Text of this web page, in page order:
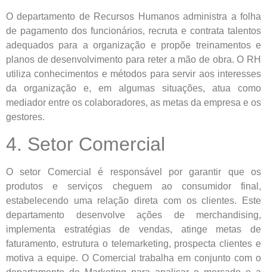
O departamento de Recursos Humanos administra a folha
de pagamento dos funcionários, recruta e contrata talentos
adequados para a organização e propõe treinamentos e
planos de desenvolvimento para reter a mão de obra. O RH
utiliza conhecimentos e métodos para servir aos interesses
da organização e, em algumas situações, atua como
mediador entre os colaboradores, as metas da empresa e os
gestores.
4. Setor Comercial
O setor Comercial é responsável por garantir que os
produtos e serviços cheguem ao consumidor final,
estabelecendo uma relação direta com os clientes. Este
departamento desenvolve ações de merchandising,
implementa estratégias de vendas, atinge metas de
faturamento, estrutura o telemarketing, prospecta clientes e
motiva a equipe. O Comercial trabalha em conjunto com o